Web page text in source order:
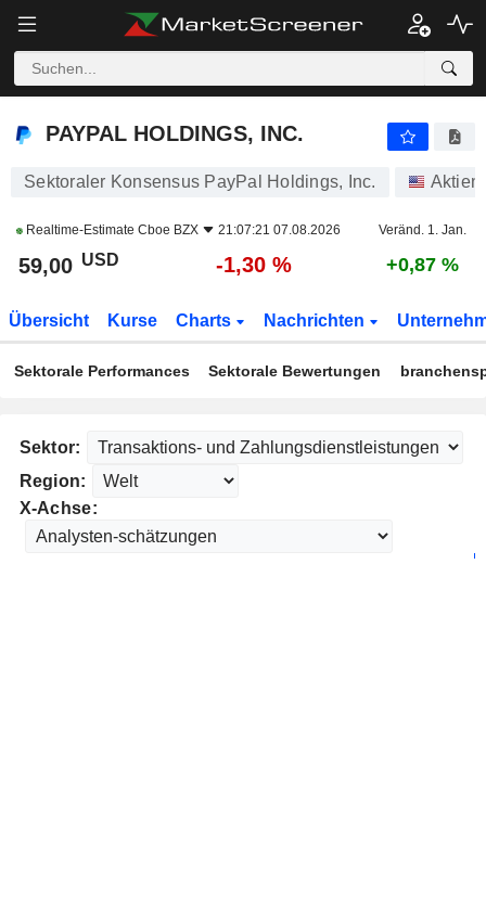
PAYPAL HOLDINGS, INC.
PAYPAL HOLDINGS, INC.
Sektoraler Konsensus PayPal Holdings, Inc. Aktien
Realtime-Estimate Cboe BZX 21:07:21 07.08.2026 Veränd. 1. Jan.
59,00 USD -1,30 % +0,87 %
Übersicht Kurse Charts Nachrichten
Sektorale Performances Sektorale Bewertungen
Sektor:
Region:
X-Achse: